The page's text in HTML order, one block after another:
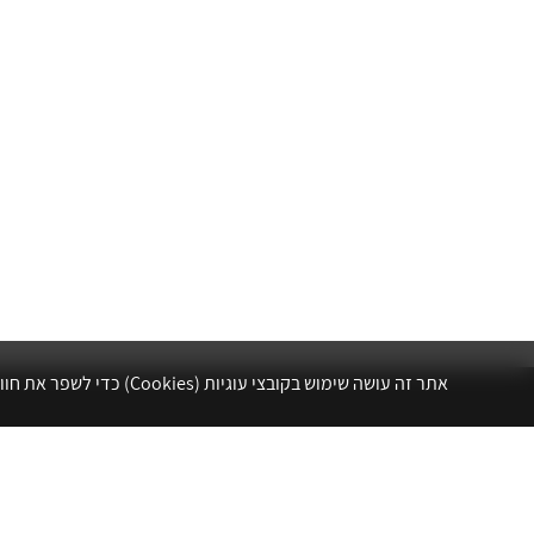
אתר זה עושה שימוש בקובצי עוגיות (Cookies) כדי לשפר את חווית הגלישה שלך, לנתח את תנועת הגולשים ולהתאים עבורך תוכן ושיווק.